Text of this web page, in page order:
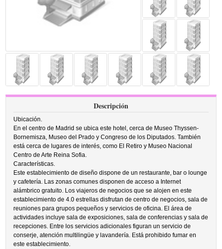
Descripción
Ubicación.
En el centro de Madrid se ubica este hotel, cerca de Museo Thyssen-
Bornemisza, Museo del Prado y Congreso de los Diputados. También
está cerca de lugares de interés, como El Retiro y Museo Nacional
Centro de Arte Reina Sofia.
Características.
Este establecimiento de diseño dispone de un restaurante, bar o lounge
y cafetería. Las zonas comunes disponen de acceso a Internet
alámbrico gratuito. Los viajeros de negocios que se alojen en este
establecimiento de 4.0 estrellas disfrutan de centro de negocios, sala de
reuniones para grupos pequeños y servicios de oficina. El área de
actividades incluye sala de exposiciones, sala de conferencias y sala de
recepciones. Entre los servicios adicionales figuran un servicio de
conserje, atención multilingüe y lavandería. Está prohibido fumar en
este establecimiento.